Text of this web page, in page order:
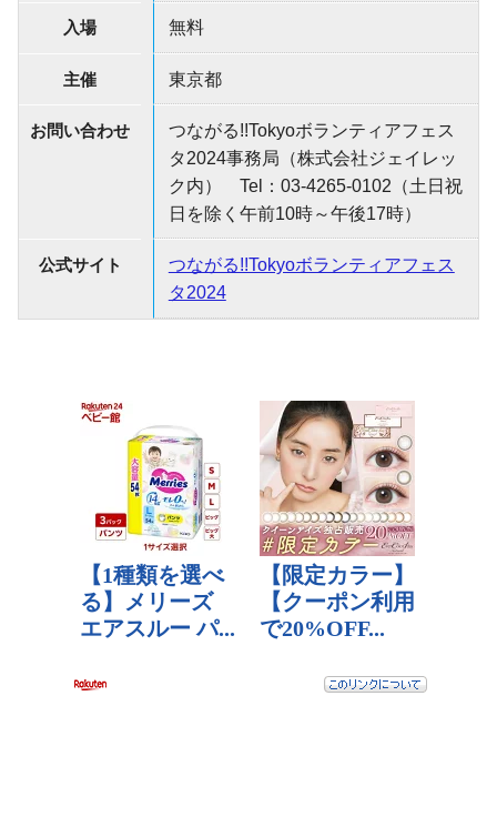
入場 無料
主催 東京都
お問い合わせ
つながる!!Tokyoボランティアフェス
タ2024事務局（株式会社ジェイレッ
ク内） Tel：03-4265-0102（土日祝
日を除く午前10時～午後17時）
公式サイト
つながる!!Tokyoボランティアフェス
タ2024